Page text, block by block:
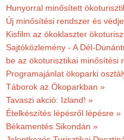
Hunyorral minősített
Új minősítési rendszer és
Kisfilm az ökoklaszter
Sajtóközlemény - A Dél-
be az ökoturisztikai minősítési
Programajánlat ökoparki
Táborok az Ökoparkban »
Tavaszi akció: Izland! »
Ételkészítés lépésről lépésre »
Békamentés Sikondán »